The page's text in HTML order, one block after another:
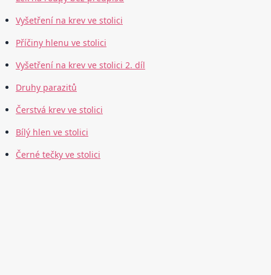
Vyšetření na krev ve stolici
Příčiny hlenu ve stolici
Vyšetření na krev ve stolici 2. díl
Druhy parazitů
Čerstvá krev ve stolici
Bílý hlen ve stolici
Černé tečky ve stolici